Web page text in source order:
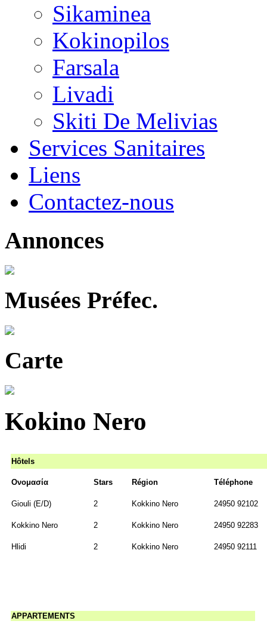
Sikaminea
Kokinopilos
Farsala
Livadi
Skiti De Melivias
Services Sanitaires
Liens
Contactez-nous
Annonces
Musées Préfec.
Carte
Kokino Nero
Hôtels
Ονομασία Stars Région Téléphone
Giouli (Ε/D) 2 Kokkino Nero 24950 92102
Kokkino Nero 2 Kokkino Nero 24950 92283
Hlidi 2 Kokkino Nero 24950 92111
APPARTEMENTS